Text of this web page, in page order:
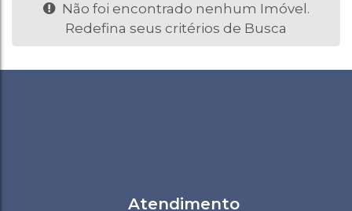
Não foi encontrado nenhum Imóvel.
Redefina seus critérios de Busca